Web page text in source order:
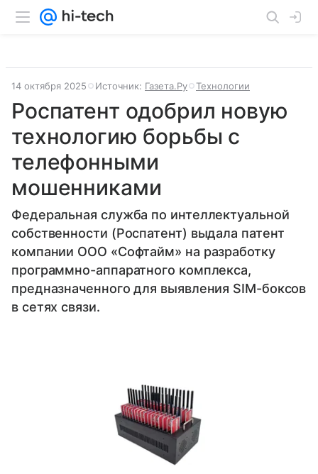
14 октября 2025 Источник: Газета.Ру Технологии
Роспатент одобрил новую
технологию борьбы с
телефонными
мошенниками
Федеральная служба по интеллектуальной
собственности (Роспатент) выдала патент
компании ООО «Софтайм» на разработку
программно-аппаратного комплекса,
предназначенного для выявления SIM-боксов
в сетях связи.